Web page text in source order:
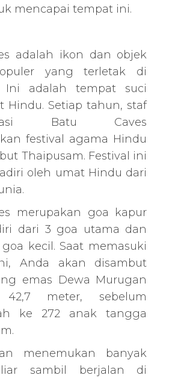
mencapai tempat ini.
adalah ikon dan objek
yang terletak di
Ini adalah tempat suci
Hindu. Setiap tahun, staf
Batu Caves
festival agama Hindu
Thaipusam. Festival ini
oleh umat Hindu dari
merupakan goa kapur
dari 3 goa utama dan
goa kecil. Saat memasuki
Anda akan disambut
emas Dewa Murugan
42,7 meter, sebelum
ke 272 anak tangga
menemukan banyak
sambil berjalan di